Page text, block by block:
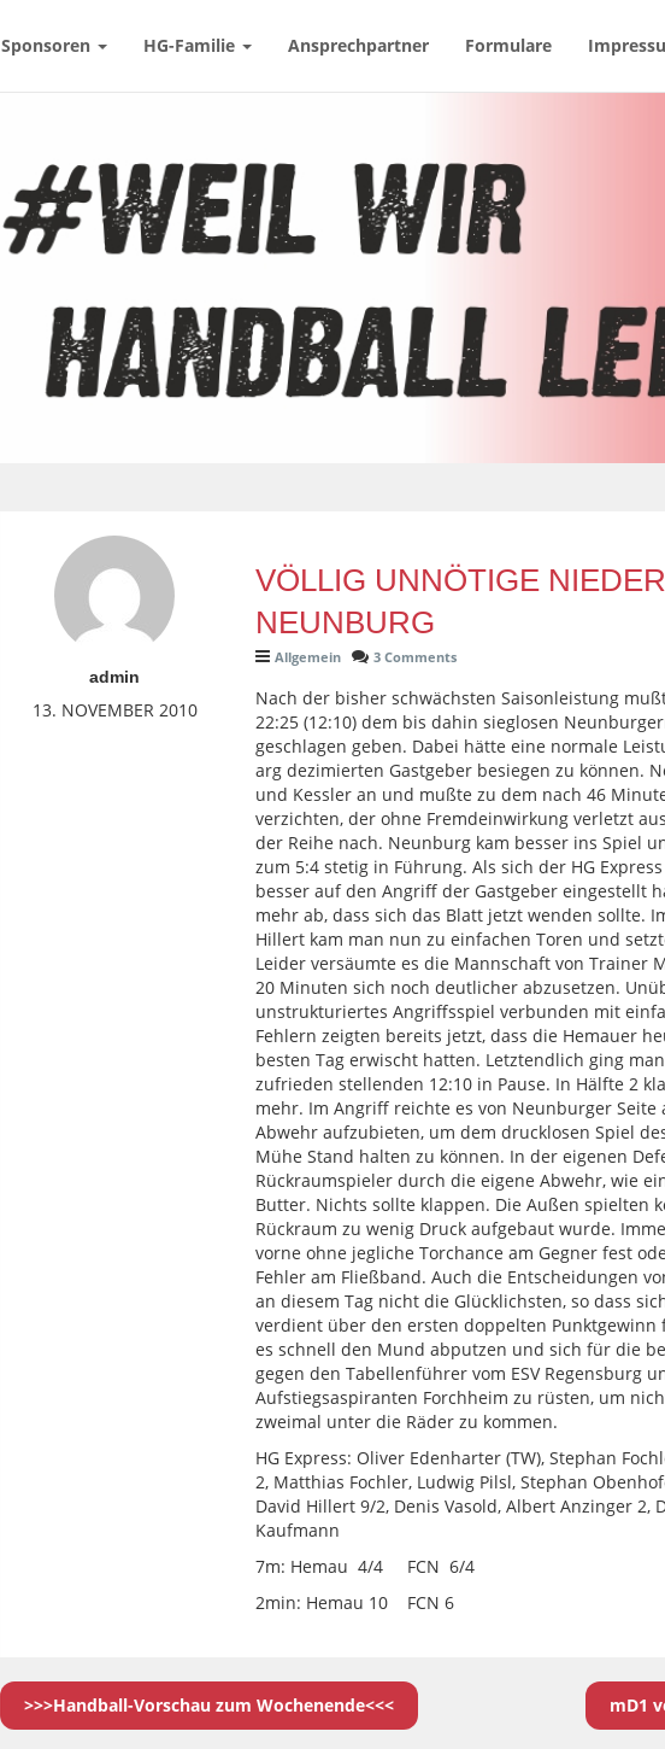
Sponsoren HG-Familie Ansprechpartner Formulare
admin
13. NOVEMBER 2010
VÖLLIG UNNÖTIGE
NEUNBURG
Allgemein 3 Comments
Nach der bisher schwächsten Saisonleistung
22:25 (12:10) dem bis dahin sieglosen
geschlagen geben. Dabei hätte eine normale
arg dezimierten Gastgeber besiegen zu können.
und Kessler an und mußte zu dem nach 46
verzichten, der ohne Fremdeinwirkung verletzt
der Reihe nach. Neunburg kam besser ins Spiel
zum 5:4 stetig in Führung. Als sich der HG
besser auf den Angriff der Gastgeber eingestellt
mehr ab, dass sich das Blatt jetzt wenden sollte.
Hillert kam man nun zu einfachen Toren und
Leider versäumte es die Mannschaft von Trainer
20 Minuten sich noch deutlicher abzusetzen.
unstrukturiertes Angriffsspiel verbunden mit
Fehlern zeigten bereits jetzt, dass die Hemauer
besten Tag erwischt hatten. Letztendlich ging
zufrieden stellenden 12:10 in Pause. In Hälfte 2
mehr. Im Angriff reichte es von Neunburger Seite
Abwehr aufzubieten, um dem drucklosen Spiel
Mühe Stand halten zu können. In der eigenen
Rückraumspieler durch die eigene Abwehr, wie
Butter. Nichts sollte klappen. Die Außen spielten
Rückraum zu wenig Druck aufgebaut wurde.
vorne ohne jegliche Torchance am Gegner fest
Fehler am Fließband. Auch die Entscheidungen
an diesem Tag nicht die Glücklichsten, so dass
verdient über den ersten doppelten Punktgewinn
es schnell den Mund abputzen und sich für die
gegen den Tabellenführer vom ESV Regensburg
Aufstiegsaspiranten Forchheim zu rüsten, um
zweimal unter die Räder zu kommen.
HG Express: Oliver Edenharter (TW), Stephan
2, Matthias Fochler, Ludwig Pilsl, Stephan
David Hillert 9/2, Denis Vasold, Albert Anzinger 2,
Kaufmann
7m: Hemau 4/4 FCN 6/4
2min: Hemau 10 FCN 6
>>>Handball-Vorschau zum Wochenende<<< mD1